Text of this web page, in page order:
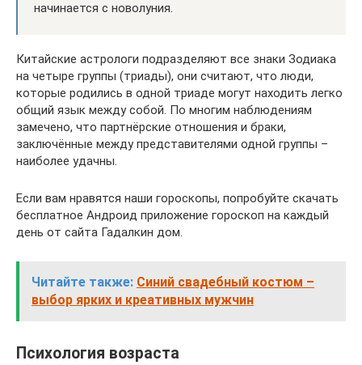
начинается с новолуния.
Китайские астрологи подразделяют все знаки Зодиака
на четыре группы (триады), они считают, что люди,
которые родились в одной триаде могут находить легко
общий язык между собой. По многим наблюдениям
замечено, что партнёрские отношения и браки,
заключённые между представителями одной группы –
наиболее удачны.
Если вам нравятся наши гороскопы, попробуйте скачать
бесплатное Андроид приложение гороскоп на каждый
день от сайта Гадалкин дом.
Читайте также: Синий свадебный костюм –
выбор ярких и креативных мужчин
Психология возраста